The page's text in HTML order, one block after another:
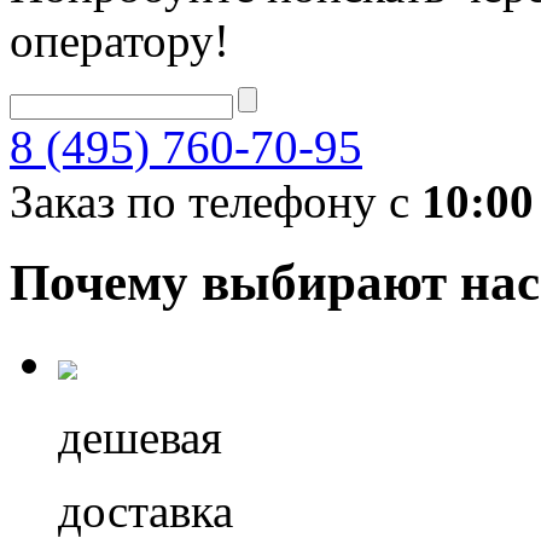
оператору!
8 (495) 760-70-95
Заказ по телефону с 10:00
Почему выбирают нас
дешевая
доставка